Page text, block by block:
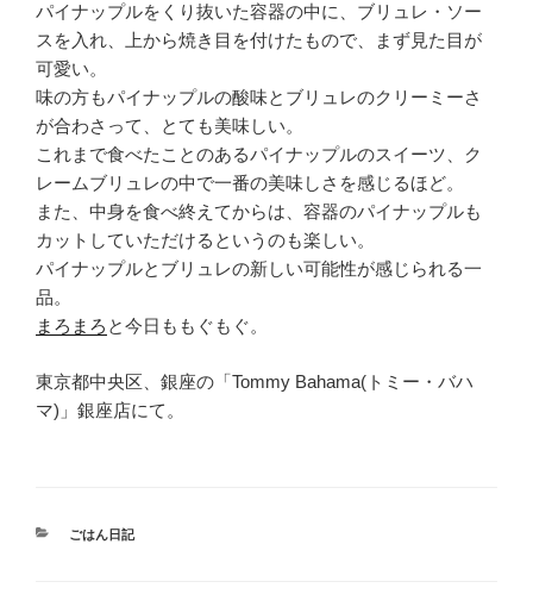
パイナップルをくり抜いた容器の中に、ブリュレ・ソー
スを入れ、上から焼き目を付けたもので、まず見た目が
可愛い。
味の方もパイナップルの酸味とブリュレのクリーミーさ
が合わさって、とても美味しい。
これまで食べたことのあるパイナップルのスイーツ、ク
レームブリュレの中で一番の美味しさを感じるほど。
また、中身を食べ終えてからは、容器のパイナップルも
カットしていただけるというのも楽しい。
パイナップルとブリュレの新しい可能性が感じられる一
品。
まろまろ と今日ももぐもぐ。
東京都中央区、銀座の「Tommy Bahama(トミー・バハ
マ)」銀座店にて。
カ
ごはん日記